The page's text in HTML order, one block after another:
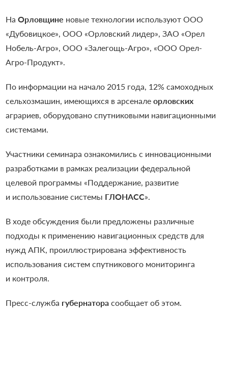
На Орловщине новые технологии используют ООО
«Дубовицкое», ООО «Орловский лидер», ЗАО «Орел
Нобель-Агро», ООО «Залегощь-Агро», «ООО Орел-
Агро-Продукт».
По информации на начало 2015 года, 12% самоходных
сельхозмашин, имеющихся в арсенале орловских
аграриев, оборудовано спутниковыми навигационными
системами.
Участники семинара ознакомились с инновационными
разработками в рамках реализации федеральной
целевой программы «Поддержание, развитие
и использование системы ГЛОНАСС».
В ходе обсуждения были предложены различные
подходы к применению навигационных средств для
нужд АПК, проиллюстрирована эффективность
использования систем спутникового мониторинга
и контроля.
Пресс-служба губернаторасообщает об этом.